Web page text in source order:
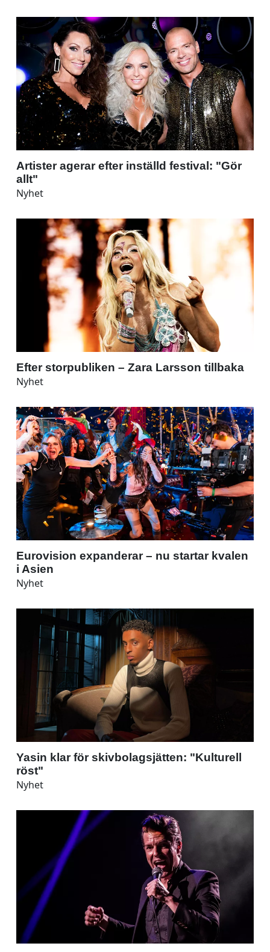
Artister agerar efter inställd festival: "Gör
allt"
Nyhet
Efter storpubliken – Zara Larsson tillbaka
Nyhet
Eurovision expanderar – nu startar kvalen
i Asien
Nyhet
Yasin klar för skivbolagsjätten: "Kulturell
röst"
Nyhet